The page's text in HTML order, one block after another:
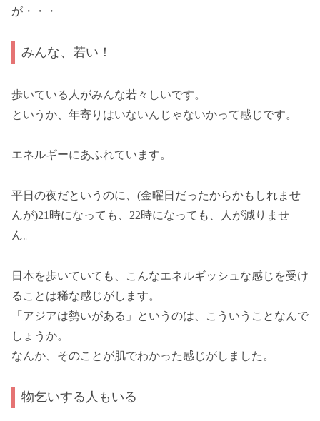
が・・・
みんな、若い！
歩いている人がみんな若々しいです。
というか、年寄りはいないんじゃないかって感じです。
エネルギーにあふれています。
平日の夜だというのに、(金曜日だったからかもしれませ
んが)21時になっても、22時になっても、人が減りませ
ん。
日本を歩いていても、こんなエネルギッシュな感じを受け
ることは稀な感じがします。
「アジアは勢いがある」というのは、こういうことなんで
しょうか。
なんか、そのことが肌でわかった感じがしました。
物乞いする人もいる